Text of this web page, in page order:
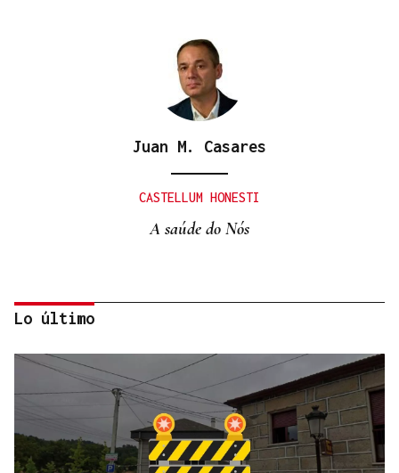
Juan M. Casares
CASTELLUM HONESTI
A saúde do Nós
Itxu Díaz
CRÓNICAS DE VERANO
El doble bikini como filosofía de vida
Lo último